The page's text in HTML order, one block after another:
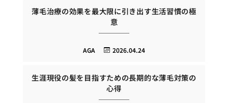
薄毛治療の効果を最大限に引き出す生活習慣の極
意
2026.04.24
AGA
生涯現役の髪を目指すための長期的な薄毛対策の
心得